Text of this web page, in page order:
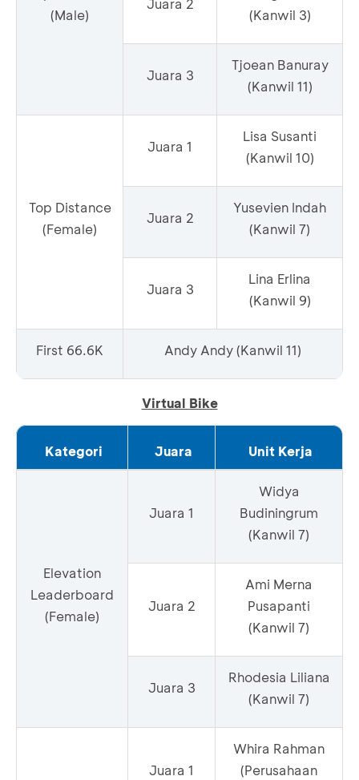
(Male)
(Kanwil 3)
Juara 3
Tjoean Banuray
(Kanwil 11)
Top Distance
(Female)
Juara 1
Lisa Susanti
(Kanwil 10)
Juara 2
Yusevien Indah
(Kanwil 7)
Juara 3
Lina Erlina
(Kanwil 9)
First 66.6K Andy Andy (Kanwil 11)
Virtual Bike
Kategori Juara Unit Kerja
Elevation
Leaderboard
(Female)
Juara 1
Widya
Budiningrum
(Kanwil 7)
Juara 2
Ami Merna
Pusapanti
(Kanwil 7)
Juara 3
Rhodesia Liliana
(Kanwil 7)
Juara 1
Whira Rahman
(Perusahaan